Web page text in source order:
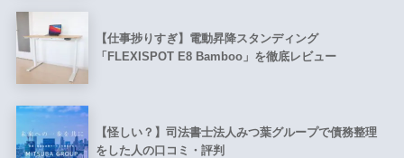
【仕事捗りすぎ】電動昇降スタンディング
「FLEXISPOT E8 Bamboo」を徹底レビュー
【怪しい？】司法書士法人みつ葉グループで債務整理
をした人の口コミ・評判